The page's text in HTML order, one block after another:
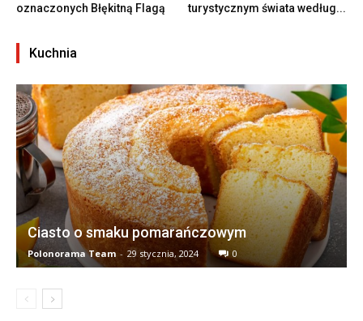
oznaczonych Błękitną Flagą
turystycznym świata według...
Kuchnia
Ciasto o smaku pomarańczowym
Polonorama Team - 29 stycznia, 2024 0